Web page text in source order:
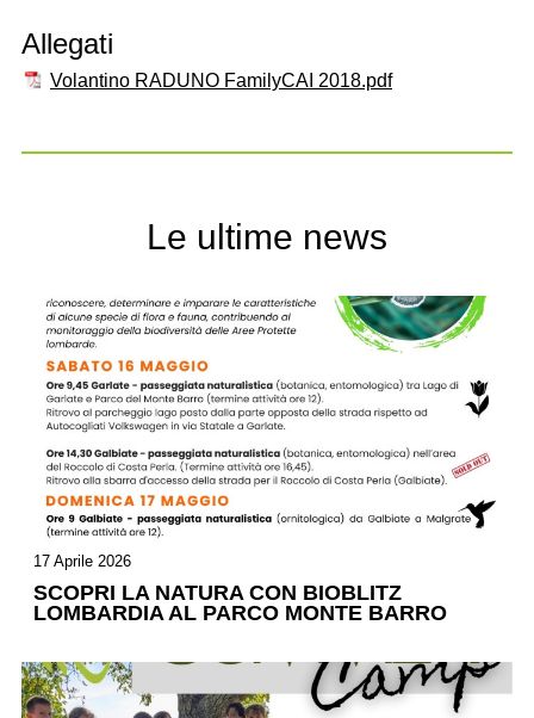
Allegati
Volantino RADUNO FamilyCAI 2018.pdf
Le ultime news
17 Aprile 2026
SCOPRI LA NATURA CON BIOBLITZ
LOMBARDIA AL PARCO MONTE BARRO